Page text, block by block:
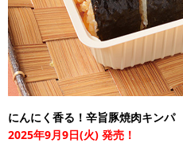
にんにく香る！辛旨豚焼肉キンパ
2025年9月9日(火) 発売！